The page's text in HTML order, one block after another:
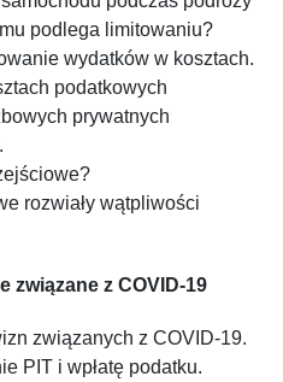
podlega limitowaniu?
wydatków w kosztach.
podatkowych
prywatnych
rozwiały wątpliwości
związane z COVID-19
związanych z COVID-19.
PIT i wpłatę podatku.